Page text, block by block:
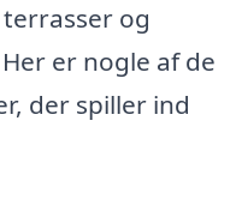
og
er nogle af de
der spiller ind